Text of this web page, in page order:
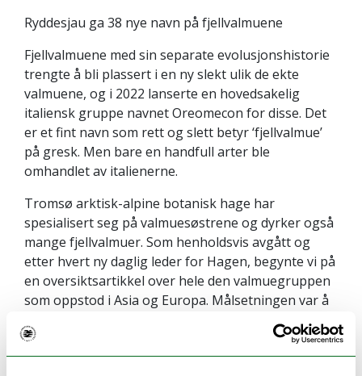
Ryddesjau ga 38 nye navn på fjellvalmuene
Fjellvalmuene med sin separate evolusjonshistorie
trengte å bli plassert i en ny slekt ulik de ekte
valmuene, og i 2022 lanserte en hovedsakelig
italiensk gruppe navnet Oreomecon for disse. Det
er et fint navn som rett og slett betyr ‘fjellvalmue’
på gresk. Men bare en handfull arter ble
omhandlet av italienerne.
Tromsø arktisk-alpine botanisk hage har
spesialisert seg på valmuesøstrene og dyrker også
mange fjellvalmuer. Som henholdsvis avgått og
etter hvert ny daglig leder for Hagen, begynte vi på
en oversiktsartikkel over hele den valmuegruppen
som oppstod i Asia og Europa. Målsetningen var å
få plassert artene og underartene i riktig slekt, å
luke ut overflødige navn og lage nye der det var
nødvendig.